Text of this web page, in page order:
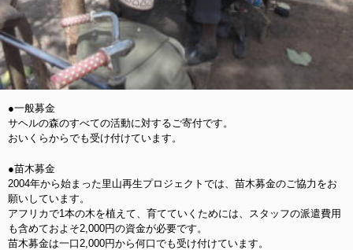
●一般募金
サヘルの森のすべての活動に対するご寄付です。
おいくらからでも受け付けています。
●苗木募金
2004年から始まった里山再生プロジェクトでは、苗木募金のご協力をお
願いしています。
アフリカで1本の木を植えて、育てていくためには、スタッフの派遣費用
も含めておよそ2,000円の資金が必要です。
苗木募金は一口2,000円から何口でも受け付けています。